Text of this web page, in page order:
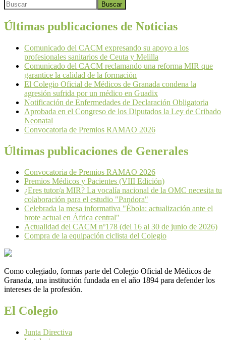
Buscar
Últimas publicaciones de Noticias
Comunicado del CACM expresando su apoyo a los
profesionales sanitarios de Ceuta y Melilla
Comunicado del CACM reclamando una reforma MIR que
garantice la calidad de la formación
El Colegio Oficial de Médicos de Granada condena la
agresión sufrida por un médico en Guadix
Notificación de Enfermedades de Declaración Obligatoria
Aprobada en el Congreso de los Diputados la Ley de Cribado
Neonatal
Convocatoria de Premios RAMAO 2026
Últimas publicaciones de Generales
Convocatoria de Premios RAMAO 2026
Premios Médicos y Pacientes (VIII Edición)
¿Eres tutor/a MIR? La vocalía nacional de la OMC necesita tu
colaboración para el estudio "Pandora"
Celebrada la mesa informativa "Ébola: actualización ante el
brote actual en África central"
Actualidad del CACM nº178 (del 16 al 30 de junio de 2026)
Compra de la equipación ciclista del Colegio
Como colegiado, formas parte del Colegio Oficial de Médicos de
Granada, una institución fundada en el año 1894 para defender los
intereses de la profesión.
El Colegio
Junta Directiva